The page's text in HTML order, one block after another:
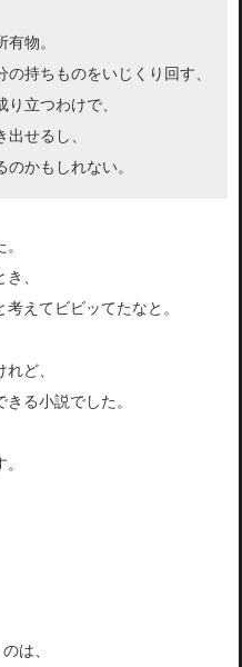
物。
持ちものをいじくり回す、
立つわけで、
せるし、
かもしれない。
、
えてビビッてたなと。
ど、
る小説でした。
は、